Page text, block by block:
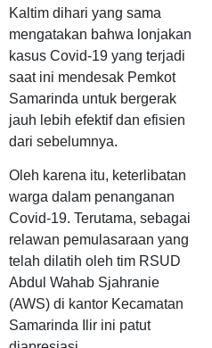
Kaltim dihari yang sama
mengatakan bahwa lonjakan
kasus Covid-19 yang terjadi
saat ini mendesak Pemkot
Samarinda untuk bergerak
jauh lebih efektif dan efisien
dari sebelumnya.
Oleh karena itu, keterlibatan
warga dalam penanganan
Covid-19. Terutama, sebagai
relawan pemulasaraan yang
telah dilatih oleh tim RSUD
Abdul Wahab Sjahranie
(AWS) di kantor Kecamatan
Samarinda Ilir ini patut